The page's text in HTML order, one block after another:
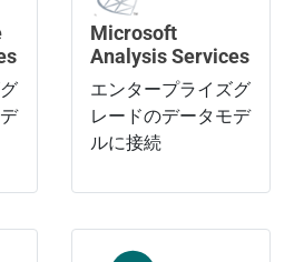
Microsoft
Analysis Services
エンタープライズグ
レードのデータモデ
ルに接続